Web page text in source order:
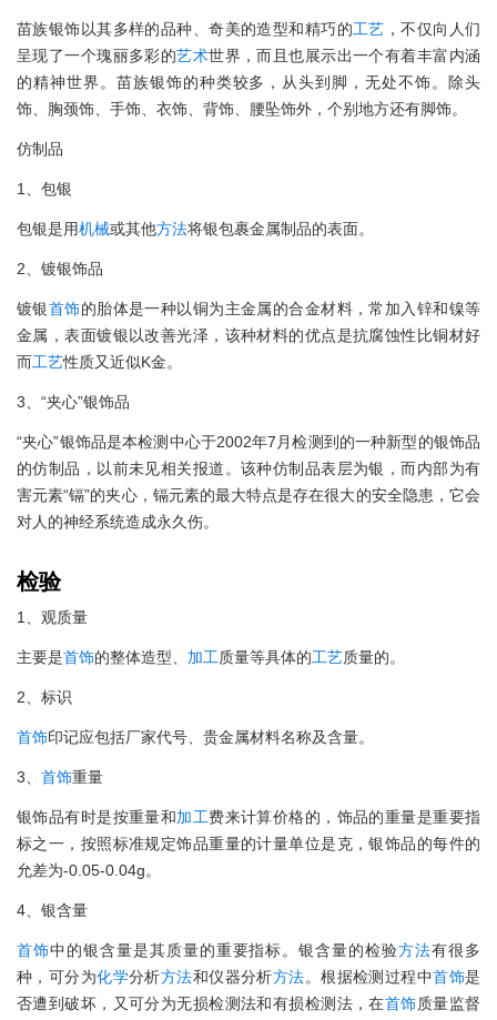
苗族银饰以其多样的品种、奇美的造型和精巧的工艺 ，不仅向人们
呈现了一个瑰丽多彩的艺术世界，而且也展示出一个有着丰富内涵
的精神世界。苗族银饰的种类较多，从头到脚，无处不饰。除头
饰、胸颈饰、手饰、衣饰、背饰、腰坠饰外，个别地方还有脚饰。
仿制品
1、包银
包银是用机械或其他方法将银包裹金属制品的表面。
2、镀银饰品
镀银首饰的胎体是一种以铜为主金属的合金材料，常加入锌和镍等
金属，表面镀银以改善光泽，该种材料的优点是抗腐蚀性比铜材好
而工艺性质又近似K金。
3、“夹心”银饰品
“夹心”银饰品是本检测中心于2002年7月检测到的一种新型的银饰品
的仿制品，以前未见相关报道。该种仿制品表层为银，而内部为有
害元素“镉”的夹心，镉元素的最大特点是存在很大的安全隐患，它会
对人的神经系统造成永久伤。
检验
1、观质量
主要是首饰的整体造型、 加工质量等具体的工艺质量的。
2、标识
首饰印记应包括厂家代号、贵金属材料名称及含量。
3、 首饰重量
银饰品有时是按重量和加工费来计算价格的，饰品的重量是重要指
标之一，按照标准规定饰品重量的计量单位是克，银饰品的每件的
允差为-0.05-0.04g。
4、银含量
首饰中的银含量是其质量的重要指标。银含量的检验方法有很多
种，可分为化学分析方法和仪器分析方法。根据检测过程中首饰是
否遭到破坏，又可分为无损检测法和有损检测法，在首饰质量监督